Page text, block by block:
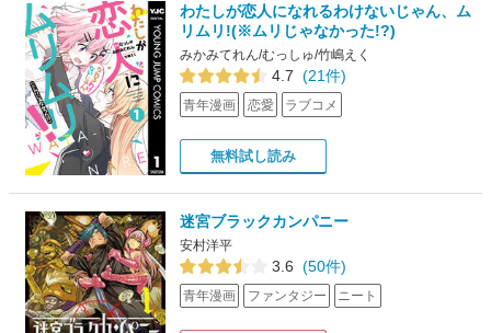
わたしが恋人になれるわけないじゃん、ム
リムリ!(※ムリじゃなかった!?)
みかみてれん/むっしゅ/竹嶋えく
4.7 (21件)
青年漫画 恋愛 ラブコメ
無料試し読み
迷宮ブラックカンパニー
安村洋平
3.6 (50件)
青年漫画 ファンタジー ニート